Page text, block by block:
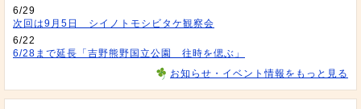
6/29
次回は9月5日 シイノトモシビタケ観察会
6/22
6/28まで延長「吉野熊野国立公園 往時を偲ぶ」
お知らせ・イベント情報をもっと見る